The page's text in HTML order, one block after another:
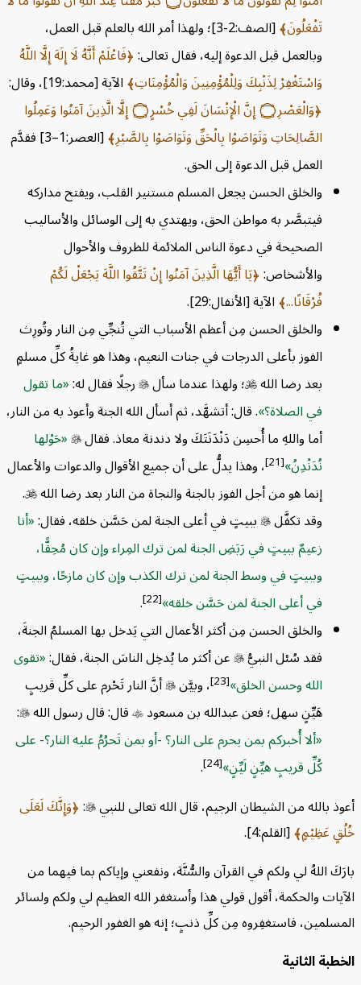
تَفْعَلُونَ
[الصف:2-3]؛ ولهذا أمر الله بالعلم قبل العمل،
وبالعمل قبل الدعوة إليه، فقال تعالى: فَاعْلَمْ أَنَّهُ لَا إِلَهَ إِلَّا اللَّهُ
وَاسْتَغْفِرْ لِذَنْبِكَ وَلِلْمُؤْمِنِينَ وَالْمُؤْمِنَاتِ الآية [محمد:19]، وقال:
وَالْعَصْرِ۝إِنَّ الْإِنْسَانَ لَفِي خُسْرٍ۝إِلَّا الَّذِينَ آمَنُوا وَعَمِلُوا
الصَّالِحَاتِ وَتَوَاصَوْا بِالْحَقِّ وَتَوَاصَوْا بِالصَّبْرِ
[العصر:1–3] فقدَّم
العمل قبل الدعوة إلى الحق.
والخلق الحسن يجعل المسلم مستنير القلب، ويفتح مداركه
فيتبصَّر به مواطن الحق، ويهتدي به إلى الوسائل والأساليب
الصحيحة في دعوة الناس الملائمة للظروف والأحوال
والأشخاص: يَا أَيُّهَا الَّذِينَ آمَنُوا إِنْ تَتَّقُوا اللَّهَ يَجْعَلْ لَكُمْ
فُرْقَانًا... الآية [الأنفال:29].
والخلق الحسن مِن أعظم الأسباب التي تُنجِّي مِن النار وتُورِث
الفوز بأعلى الدرجات في جنات النعيم، وهذا هو غايةُ كلِّ مسلمٍ
بعد رضا الله؛ ولهذا عندما سألرجلًا فقال له: ما تقول
في الصلاة؟ . قال: أتشهَّد، ثم أسأل الله الجنة وأعوذ به من النار،
أما واللهِ ما أُحسِن دَنْدَنَتَكَ ولا دندنة معاذ. فقال حَوْلها
نُدَنْدِنُ [21]
، وهذا يدلُّ على أن جميع الأقوال والدعوات والأعمال
إنما هو من أجل الفوز بالجنة والنجاة من النار بعد رضا الله
.
وقد تكفَّلببيتٍ في أعلى الجنة لمن حَسَّن خلقه، فقال: أنا
زعيمٌ ببيتٍ في رَبَضِ الجنة لمن ترك المِراء وإن كان مُحِقًّا،
وببيتٍ في وسط الجنة لمن ترك الكذب وإن كان مازحًا، وببيتٍ
في أعلى الجنة لمن حَسَّن خلقه [22]
.
والخلق الحسن مِن أكثر الأعمال التي يَدخل بها المسلمُ الجنةَ،
فقد سُئل النبيُّعن أكثر ما يُدخِل الناسَ الجنة، فقال: تقوى
الله وحسن الخلق [23] ، وبيَّنأنَّ النار تَحْرم على كلِّ قريبٍ
هَيِّنٍ سهل؛ فعن عبدالله بن مسعودقال: قال رسول الله
:
ألا أُخبركم بمن يحرم على النار؟ -أو بمن تَحرُمُ عليه النار؟- على
كُلِّ قريبٍ هيِّنٍ لَيِّنٍ [24]
.
بالله من الشيطان الرجيم، قال الله تعالى للنبي
: وَإِنَّكَ لَعَلَى
عَظِيْمٍ [القلم:4].
اللهُ لي ولكم في القرآن والسُّنَّة، ونفعني وإياكم بما فيهما من
والحكمة، أقول قولي هذا وأستغفر الله العظيم لي ولكم ولسائر
فاستغفِروه مِن كلِّ ذنبٍ؛ إنه هو الغفور الرحيم.
الثانية